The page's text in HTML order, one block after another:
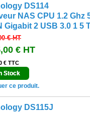
DS114
NAS CPU 1.2 Ghz
Gigabit 2 USB 3.0 1 5
€HT
€ HT
€ TTC
Stock
ce produit.
DS115J